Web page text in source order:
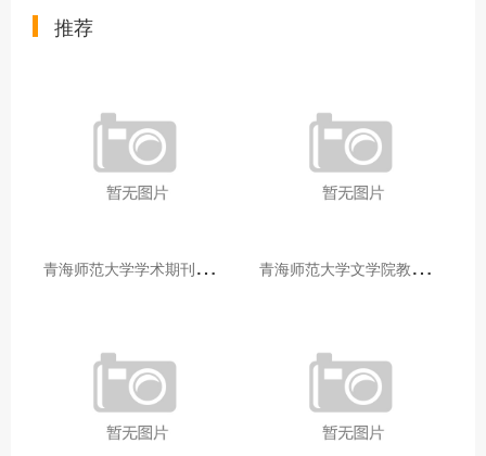
推荐
青
海师范大学学术期刊两个专栏入选2025年青海省期刊重点专栏 青
海师范大学文学院教师赴山东省相关高校和学术机构交流学习